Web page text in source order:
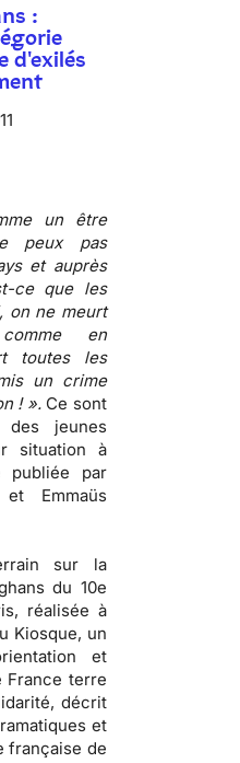
:
d'exilés
un être
peux pas
et auprès
ce que les
on ne meurt
en
toutes les
un crime
! ».Ce sont
jeunes
situation à
publiée par
Emmaüs
sur la
du 10e
réalisée à
Kiosque, un
et
France terre
décrit
et
française de